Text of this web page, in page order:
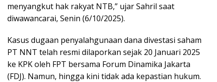
menyangkut hak rakyat NTB,” ujar Sahril saat
diwawancarai, Senin (6/10/2025).
Kasus dugaan penyalahgunaan dana divestasi saham
PT NNT telah resmi dilaporkan sejak 20 Januari 2025
ke KPK oleh FPT bersama Forum Dinamika Jakarta
(FDJ). Namun, hingga kini tidak ada kepastian hukum.